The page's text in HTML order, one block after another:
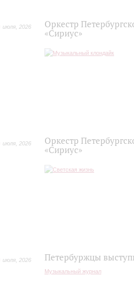
июля 2026
Оркестр
«Сириус»
июля 2026
Оркестр
«Сириус»
июля 2026 Петербуржцы
Музыкальный журнал